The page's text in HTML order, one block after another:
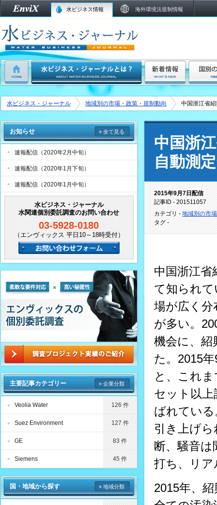
水ビジネス情報 海外環境法規制情報
水ビジネス・ジャーナル 地域別の市場・政策・規制動向 中国浙江省
中国浙
自動測
2015年9月7日配信
記事ID - 201511057
カテゴリ - 地域別の市
タグ -
中国浙江省
て知られ
場が広く分
が多い。
機会に、紹
た。2015
と、これ
セット以
ばれてい
引き上げ
断、騒音
打ち、リ
2015年、
お知らせ » 全て見る
速報配信（2020年2月中旬）
速報配信（2020年1月下旬）
速報配信（2020年1月中旬）
水ビジネス・ジャーナル
水関連個別委託調査のお問い合わせ
03-5928-0180
（エンヴィックス 平日10～18時受付）
主要記事カテゴリー » 企業分類
Veolia Water 126 件
Suez Environment 127 件
GE 83 件
Siemens 45 件
国・地域から探す » 地域分類